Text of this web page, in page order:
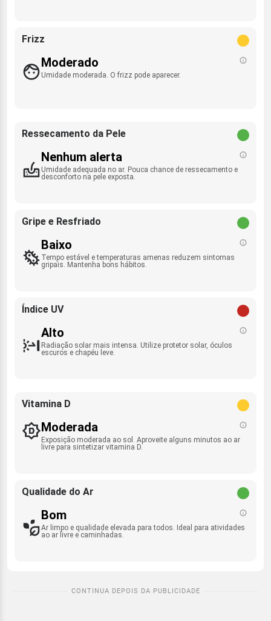
Frizz
Moderado
Umidade moderada. O frizz pode aparecer.
Ressecamento da Pele
Nenhum alerta
Umidade adequada no ar. Pouca chance de ressecamento e
desconforto na pele exposta.
Gripe e Resfriado
Baixo
Tempo estável e temperaturas amenas reduzem sintomas
gripais. Mantenha bons hábitos.
Índice UV
Alto
Radiação solar mais intensa. Utilize protetor solar, óculos
escuros e chapéu leve.
Vitamina D
Moderada
Exposição moderada ao sol. Aproveite alguns minutos ao ar
livre para sintetizar vitamina D.
Qualidade do Ar
Bom
Ar limpo e qualidade elevada para todos. Ideal para atividades
ao ar livre e caminhadas.